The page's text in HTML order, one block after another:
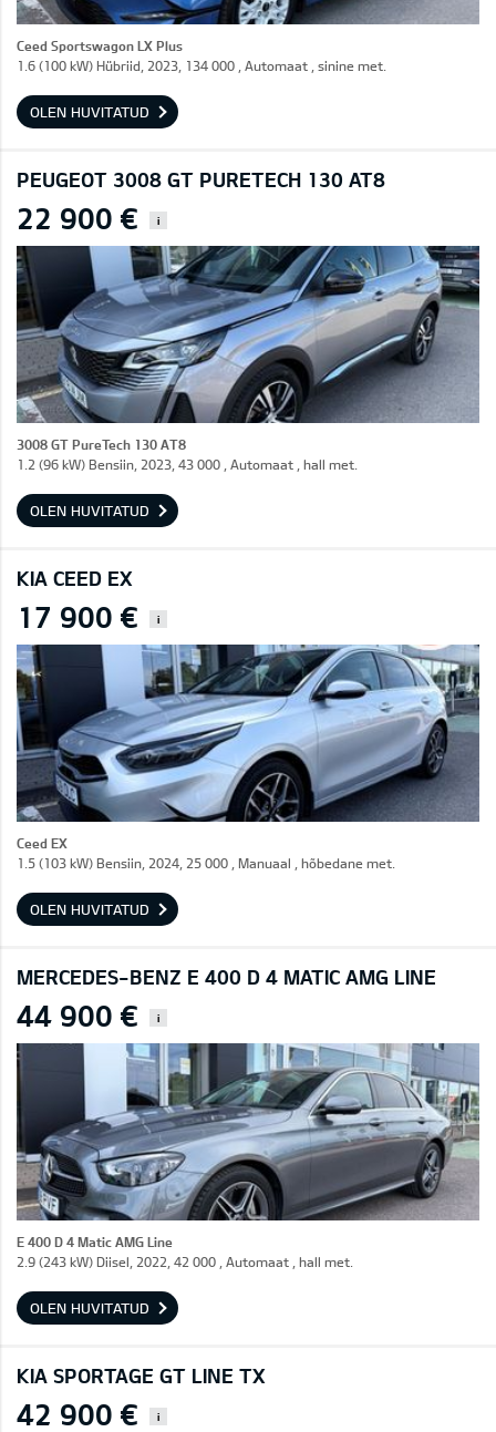
Ceed Sportswagon LX Plus
1.6 (100 kW) Hübriid, 2023, 134 000 , Automaat , sinine met.
OLEN HUVITATUD
PEUGEOT 3008 GT PURETECH 130 AT8
22 900 € i
3008 GT PureTech 130 AT8
1.2 (96 kW) Bensiin, 2023, 43 000 , Automaat , hall met.
OLEN HUVITATUD
KIA CEED EX
17 900 € i
Ceed EX
1.5 (103 kW) Bensiin, 2024, 25 000 , Manuaal , hõbedane met.
OLEN HUVITATUD
MERCEDES-BENZ E 400 D 4 MATIC AMG LINE
44 900 € i
E 400 D 4 Matic AMG Line
2.9 (243 kW) Diisel, 2022, 42 000 , Automaat , hall met.
OLEN HUVITATUD
KIA SPORTAGE GT LINE TX
42 900 € i